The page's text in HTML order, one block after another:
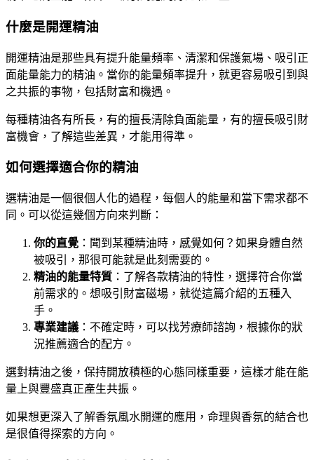
什麼是開運精油
開運精油是那些具有提升能量頻率、清潔和保護氣場、吸引正
面能量能力的精油。當你的能量頻率提升，就更容易吸引到與
之共振的事物，包括財富和機遇。
每種精油各有所長，有的擅長清除負面能量，有的擅長吸引財
富機會，了解這些差異，才能用得準。
如何選擇適合你的精油
選精油是一個很個人化的過程，每個人的能量和當下需求都不
同。可以從這幾個方向來判斷：
你的直覺 ：聞到某種精油時，感覺如何？如果身體自然
被吸引，那很可能就是此刻需要的。
精油的能量特質 ：了解各款精油的特性，選擇符合你當
前需求的。想吸引財富磁場，就從這篇介紹的五種入
手。
專業建議 ：不確定時，可以找芳療師諮詢，根據你的狀
況推薦適合的配方。
選對精油之後，保持開放積極的心態同樣重要，這樣才能在能
量上與豐盛真正產生共振。
如果想更深入了解香氛風水開運的應用，命理與香氛的結合也
是很值得探索的方向。